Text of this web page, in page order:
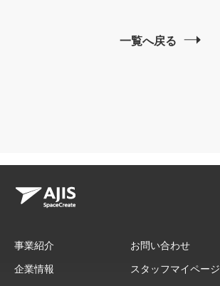
一覧へ戻る
事業紹介
企業情報
お問い合わせ
スタッフマイページ